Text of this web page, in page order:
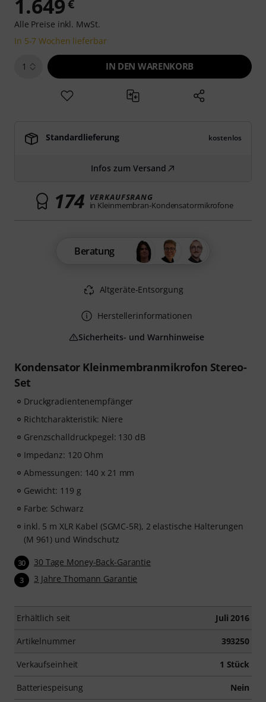
Kondensator Kleinmembranmikrofon Stereo-
Set
Druckgradientenempfänger
Richtcharakteristik: Niere
Grenzschalldruckpegel: 130 dB
Impedanz: 120 Ohm
Abmessungen: 140 x 21 mm
Gewicht: 119 g
Farbe: Schwarz
inkl. 5 m XLR Kabel (SGMC-5R), 2 elastische Halterungen
(M 961) und Windschutz
30 30 Tage Money-Back-Garantie
3 3 Jahre Thomann Garantie
Erhältlich seit Juli 2016
Artikelnummer 393250
Verkaufseinheit 1 Stück
Batteriespeisung Nein
1.649€
Alle Preise inkl. MwSt.
In 5-7 Wochen lieferbar
1 IN DEN WARENKORB
Standardlieferung kostenlos
Infos zum Versand
174 VERKAUFSRANG
in Kleinmembran-Kondensatormikrofone
Beratung
Altgeräte-Entsorgung
Herstellerinformationen
Sicherheits- und Warnhinweise